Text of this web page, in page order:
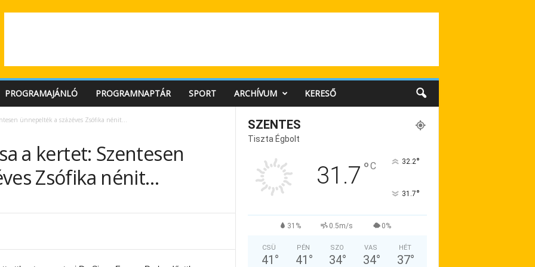
PROGRAMAJÁNLÓ PROGRAMNAPTÁR SPORT ARCHÍVUM KERESŐ
ünnepelték a százéves Zsófika nénit…
a kertet: Szentesen
Zsófika nénit…
SZENTES
Tiszta Égbolt
31.7 °C 32.2°
31.7°
31% 0.5m/s 0%
CSÜ
41 °
PÉN
41 °
SZO
34°
VAS
34°
HÉT
37°